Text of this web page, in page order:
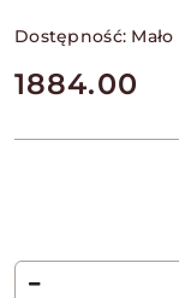
Dostępność: Mało
cena:
1884.00
Ilość